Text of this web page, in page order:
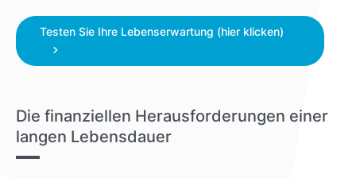
Testen Sie Ihre Lebenserwartung (hier klicken)
Die finanziellen Herausforderungen einer
langen Lebensdauer